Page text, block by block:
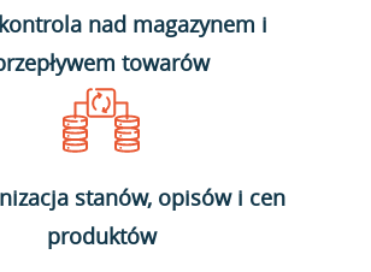
kontrola nad magazynem i
towarów
stanów, opisów i cen
produktów